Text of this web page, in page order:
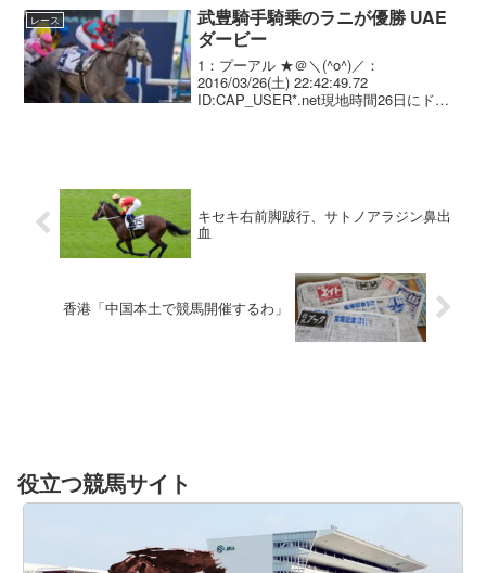
馬場...
レース
武豊騎手騎乗のラニが優勝 UAE
ダービー
1：プーアル ★＠＼(^o^)／：
2016/03/26(土) 22:42:49.72
ID:CAP_USER*.net現地時間26日にドバ
キセキ右前脚跛行、サトノアラジン鼻出
血
香港「中国本土で競馬開催するわ」
役立つ競馬サイト